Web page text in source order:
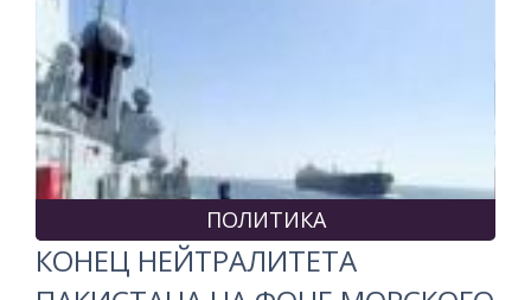
ПОЛИТИКА
КОНЕЦ НЕЙТРАЛИТЕТА